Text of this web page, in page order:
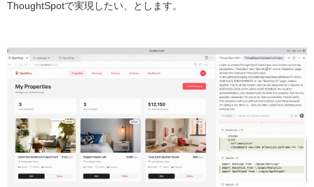
ThoughtSpotで実現したい、とします。